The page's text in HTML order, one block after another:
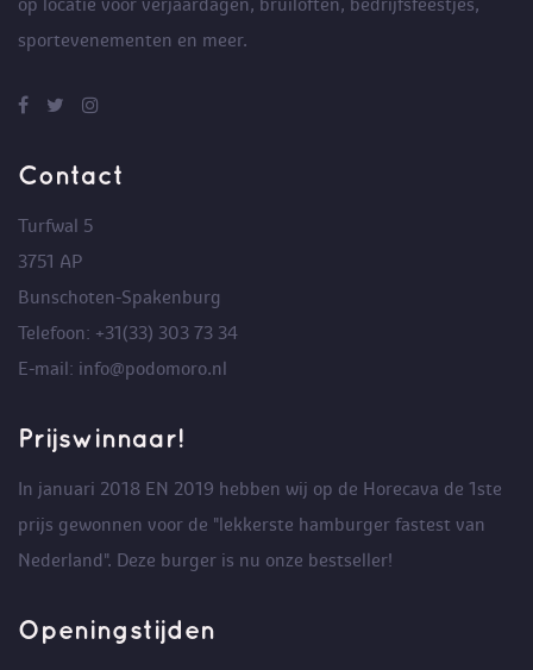
op locatie voor verjaardagen, bruiloften, bedrijfsfeestjes,
sportevenementen en meer.
Contact
Turfwal 5
3751 AP
Bunschoten-Spakenburg
Telefoon: +31(33) 303 73 34
E-mail: info@podomoro.nl
Prijswinnaar!
In januari 2018 EN 2019 hebben wij op de Horecava de 1ste
prijs gewonnen voor de "lekkerste hamburger fastest van
Nederland". Deze burger is nu onze bestseller!
Openingstijden